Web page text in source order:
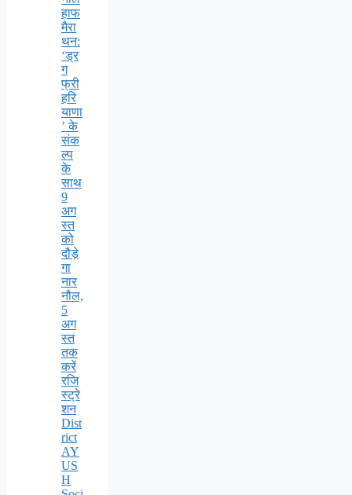
हाफ
मैरा
थन:
‘ड्र
ग
फ्री
हरि
याणा
’ के
संक
ल्प
के
साथ
9
अग
स्त
को
दौड़े
गा
नार
नौल,
5
अग
स्त
तक
करें
रजि
स्ट्रे
शन
Dist
rict
AY
US
H